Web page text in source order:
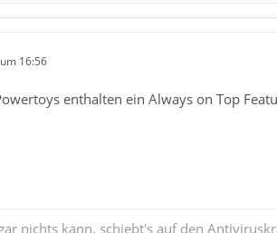
16:56
enthalten ein Always on Top
nichts kann, schiebt's auf den